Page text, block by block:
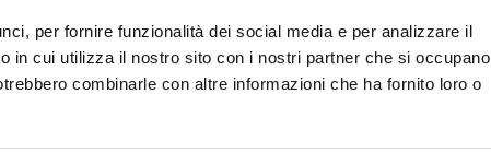
per fornire funzionalità dei social media e per analizzare il
in cui utilizza il nostro sito con i nostri partner che si occupano
combinarle con altre informazioni che ha fornito loro o